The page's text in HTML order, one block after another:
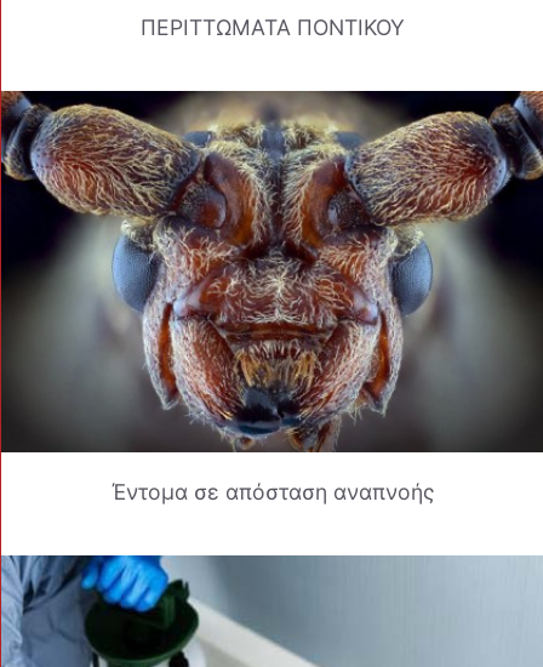
ΠΕΡΙΤΤΩΜΑΤΑ ΠΟΝΤΙΚΟΥ
Έντομα σε απόσταση αναπνοής